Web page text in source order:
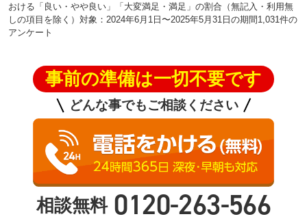
おける「良い・やや良い」「大変満足・満足」の割合（無記入・利用無
しの項目を除く）対象：2024年6月1日〜2025年5月31日の期間1,031件の
アンケート
事前の準備は一切不要です
どんな事でもご相談ください
相談無料 0120-263-566